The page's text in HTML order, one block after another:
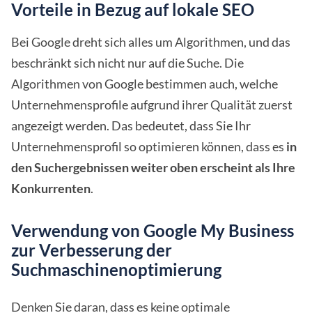
Vorteile in Bezug auf lokale SEO
Bei Google dreht sich alles um Algorithmen, und das
beschränkt sich nicht nur auf die Suche. Die
Algorithmen von Google bestimmen auch, welche
Unternehmensprofile aufgrund ihrer Qualität zuerst
angezeigt werden. Das bedeutet, dass Sie Ihr
Unternehmensprofil so optimieren können, dass es in
den Suchergebnissen weiter oben erscheint als Ihre
Konkurrenten.
Verwendung von Google My Business
zur Verbesserung der
Suchmaschinenoptimierung
Denken Sie daran, dass es keine optimale